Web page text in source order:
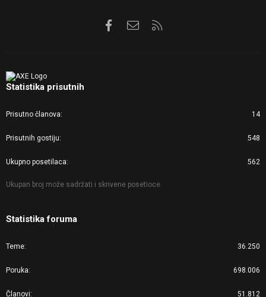
FacebookKontaktirajte nas
Statistika prisutnih
Prisutno članova 14
Prisutnih gostiju 548
Ukupno posetilaca 562
Ukupan broj može sadržati i skrivene posetioce.
Statistika foruma
Teme 36.250
Poruka 698.006
Članovi 51.812